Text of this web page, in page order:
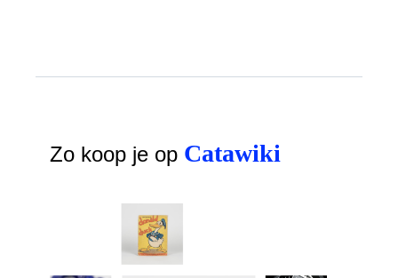
Zo koop je op Catawiki